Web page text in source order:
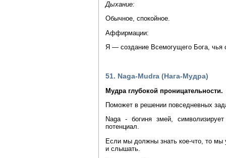
Дыхание:
Обычное, спокойное.
Аффирмации:
Я — создание Всемогущего Бога,
51. Naga-Mudra (Нага-Мудра)
Мудра глубокой проницательности.
Поможет в решении повседневных
Naga - богиня змей,
потенциал.
Если мы должны знать кое-что, то
и слышать.